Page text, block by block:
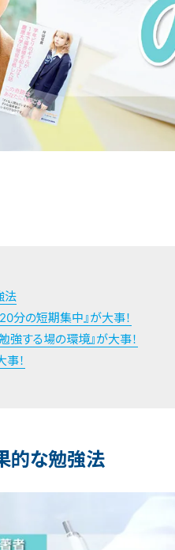
法
分の短期集中』が大事！
強する場の環境』が大事！
！
的な勉強法